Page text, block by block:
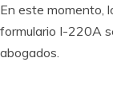
En este momento,
formulario I-220A
abogados.